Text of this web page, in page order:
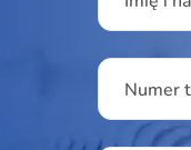
Numer